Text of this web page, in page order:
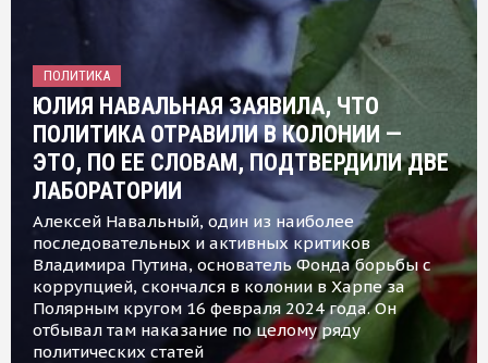
ПОЛИТИКА
ЮЛИЯ НАВАЛЬНАЯ ЗАЯВИЛА, ЧТО
ПОЛИТИКА ОТРАВИЛИ В КОЛОНИИ —
ЭТО, ПО ЕЕ СЛОВАМ, ПОДТВЕРДИЛИ ДВЕ
ЛАБОРАТОРИИ
Алексей Навальный, один из наиболее
последовательных и активных критиков
Владимира Путина, основатель Фонда борьбы с
коррупцией, скончался в колонии в Харпе за
Полярным кругом 16 февраля 2024 года. Он
отбывал там наказание по целому ряду
политических статей